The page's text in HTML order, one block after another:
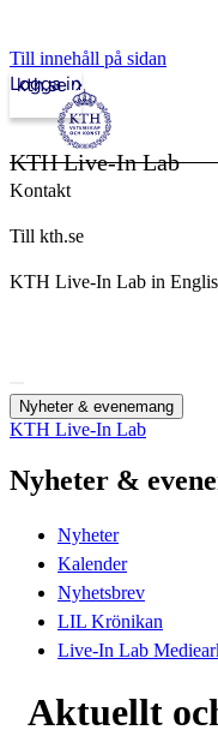
Till innehåll på sidan
kth.se
Logga in
KTH Live-In Lab
Kontakt
Till kth.se
KTH Live-In Lab in
Nyheter & evenemang
KTH Live-In Lab
Nyheter &
Nyheter
Kalender
Nyhetsbrev
LIL Krönikan
Live-In Lab
Aktuellt